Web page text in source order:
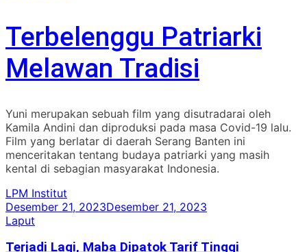
Terbelenggu Patriarki
Melawan Tradisi
Yuni merupakan sebuah film yang disutradarai oleh
Kamila Andini dan diproduksi pada masa Covid-19 lalu.
Film yang berlatar di daerah Serang Banten ini
menceritakan tentang budaya patriarki yang masih
kental di sebagian masyarakat Indonesia.
LPM Institut
Desember 21, 2023Desember 21, 2023
Laput
Terjadi Lagi, Maba Dipatok Tarif Tinggi